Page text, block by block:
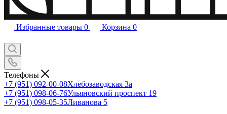
Избранные товары 0 Корзина 0
Телефоны
+7 (951) 092-00-08Хлебозаводская 3а
+7 (951) 098-06-76Ульяновский проспект 19
+7 (951) 098-05-35Ливанова 5